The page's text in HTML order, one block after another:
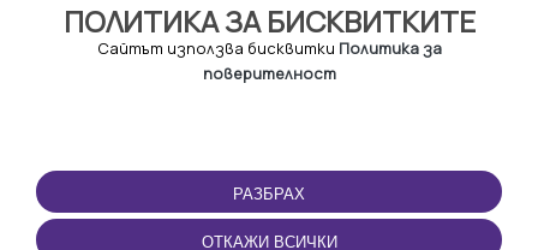
ПОЛИТИКА ЗА БИСКВИТКИТЕ
Сайтът използва бисквитки Политика за
поверителност
РАЗБРАХ
ОТКАЖИ ВСИЧКИ
ПОЛЗВАНЕ
Правила и условия за
ползване
ПРИЛОЖЕНИЕТО